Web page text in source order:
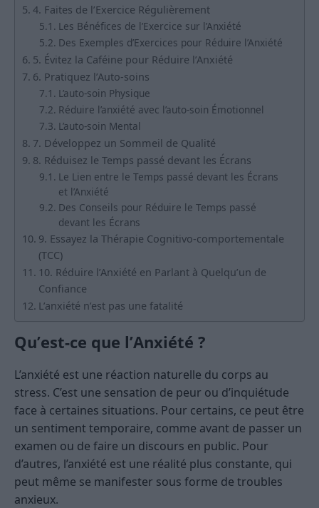
4. Faites de l’Exercice Régulièrement
Les Bénéfices de l’Exercice sur l’Anxiété
Des Exemples d’Exercices pour Réduire l’Anxiété
5. Évitez la Caféine pour Réduire l’Anxiété
6. Pratiquez l’Auto-soins
L’auto-soin Physique
Réduire l’anxiété avec l’auto-soin Émotionnel
L’auto-soin Mental
7. Développez un Sommeil de Qualité
8. Réduisez le Temps passé devant les Écrans
Le Lien entre le Temps passé devant les Écrans
et l’Anxiété
Des Conseils pour Réduire le Temps passé
devant les Écrans
9. Essayez la Thérapie Cognitivo-comportementale
(TCC)
10. Réduire l’Anxiété en Parlant à Quelqu’un de
Confiance
L’anxiété n’est pas une fatalité
Qu’est-ce que l’Anxiété ?
L’anxiété est une réaction naturelle du corps au
stress. C’est une sensation de peur ou d’inquiétude
face à certaines situations. Pour certains, ce peut être
un sentiment temporaire, comme avant de passer un
examen ou de faire un discours en public. Pour
d’autres, l’anxiété est une réalité plus constante, qui
peut même se manifester sous forme de troubles
anxieux.